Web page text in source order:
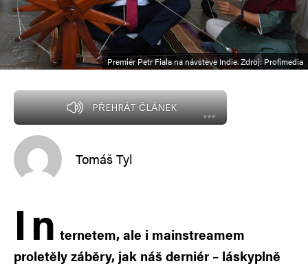
Premiér Petr Fiala na návštěvě Indie. Zdroj: Profimedia
PŘEHRÁT ČLÁNEK
Tomáš Tyl
In ternetem, ale i mainstreamem
proletěly záběry, jak náš derniér – láskyplně